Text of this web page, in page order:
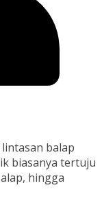
lintasan balap
biasanya tertuju
hingga